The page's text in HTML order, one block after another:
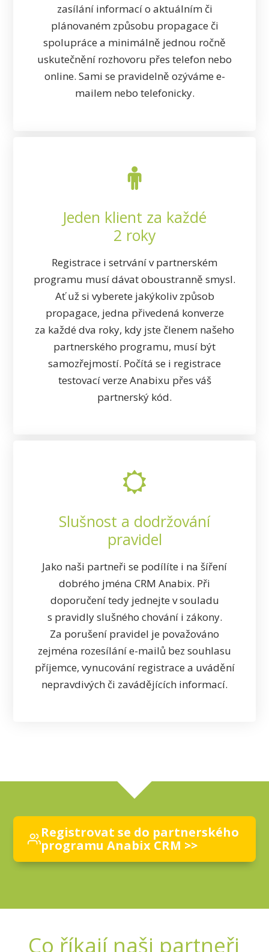
zasílání informací o aktuálním či
plánovaném způsobu propagace či
spolupráce a minimálně jednou ročně
uskutečnění rozhovoru přes telefon nebo
online. Sami se pravidelně ozýváme e-
mailem nebo telefonicky.
Jeden klient za každé
2 roky
Registrace i setrvání v partnerském
programu musí dávat oboustranně smysl.
Ať už si vyberete jakýkoliv způsob
propagace, jedna přivedená konverze
za každé dva roky, kdy jste členem našeho
partnerského programu, musí být
samozřejmostí. Počítá se i registrace
testovací verze Anabixu přes váš
partnerský kód.
Slušnost a dodržování
pravidel
Jako naši partneři se podílíte i na šíření
dobrého jména CRM Anabix. Při
doporučení tedy jednejte v souladu
s pravidly slušného chování i zákony.
Za porušení pravidel je považováno
zejména rozesílání e-mailů bez souhlasu
příjemce, vynucování registrace a uvádění
nepravdivých či zavádějících informací.
Registrovat se do partnerského
programu Anabix CRM >>
Co říkají naši partneři